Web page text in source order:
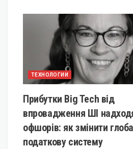
ТЕХНОЛОГИИ
Прибутки Big Tech від
впровадження ШІ
офшорів: як змінити
податкову систему